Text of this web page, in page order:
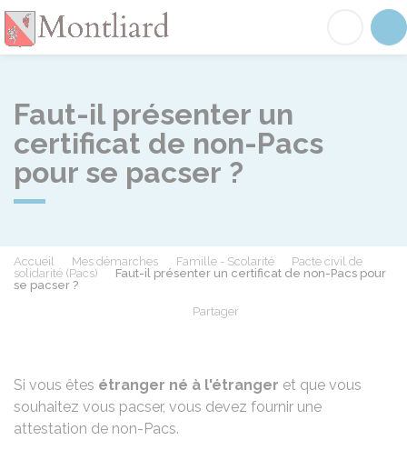
Faut-il présenter un
certificat de non-Pacs
pour se pacser ?
Accueil Mes démarches Famille - Scolarité
Pacte civil de
solidarité (Pacs)
Faut-il présenter un certificat de non-Pacs pour
se pacser ?
Partager
Si vous êtes étranger né à l'étranger et que vous
souhaitez vous pacser, vous devez fournir une
attestation de non-Pacs.